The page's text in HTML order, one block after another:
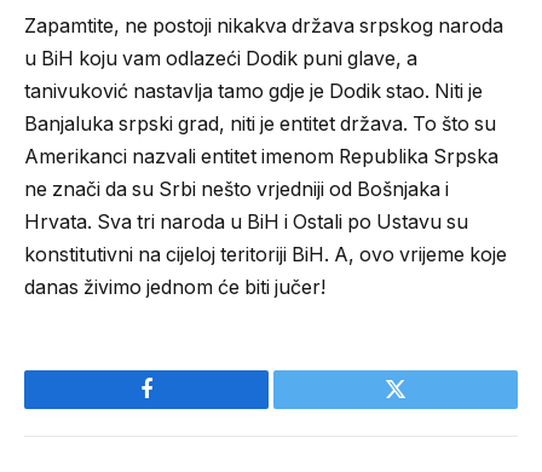
Zapamtite, ne postoji nikakva država srpskog naroda
u BiH koju vam odlazeći Dodik puni glave, a
tanivuković nastavlja tamo gdje je Dodik stao. Niti je
Banjaluka srpski grad, niti je entitet država. To što su
Amerikanci nazvali entitet imenom Republika Srpska
ne znači da su Srbi nešto vrjedniji od Bošnjaka i
Hrvata. Sva tri naroda u BiH i Ostali po Ustavu su
konstitutivni na cijeloj teritoriji BiH. A, ovo vrijeme koje
danas živimo jednom će biti jučer!
Facebook Twitter